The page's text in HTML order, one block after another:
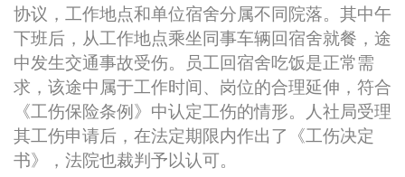
协议，工作地点和单位宿舍分属不同院落。其中午
下班后，从工作地点乘坐同事车辆回宿舍就餐，途
中发生交通事故受伤。员工回宿舍吃饭是正常需
求，该途中属于工作时间、岗位的合理延伸，符合
《工伤保险条例》中认定工伤的情形。人社局受理
其工伤申请后，在法定期限内作出了《工伤决定
书》，法院也裁判予以认可。